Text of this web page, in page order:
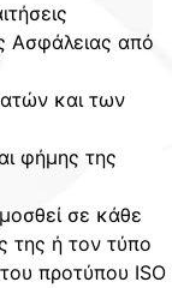
Ασφάλειας από
και των
φήμης της
σε κάθε
της ή τον τύπο
προτύπου ISO